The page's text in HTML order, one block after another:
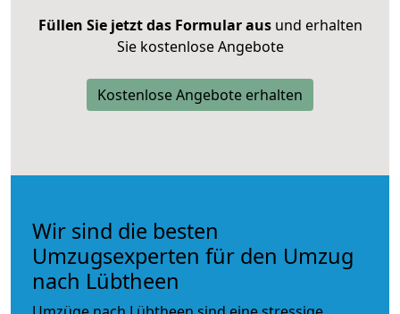
Füllen Sie jetzt das Formular ausund erhalten
Sie kostenlose Angebote
Kostenlose Angebote erhalten
Wir sind die besten
Umzugsexperten für den Umzug
nach Lübtheen